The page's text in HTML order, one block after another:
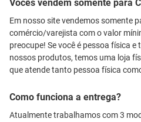
Vocês vendem somente para
Em nosso site vendemos somente
comércio/varejista com o valor
preocupe! Se você é pessoa física
nossos produtos, temos uma loja
que atende tanto pessoa física
Como funciona a entrega?
Atualmente trabalhamos com 3